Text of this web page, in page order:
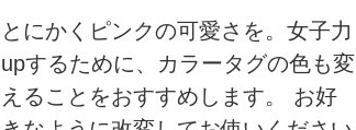
とにかくピンクの可愛さを。女子力
upするために、カラータグの色も変
えることをおすすめします。 お好